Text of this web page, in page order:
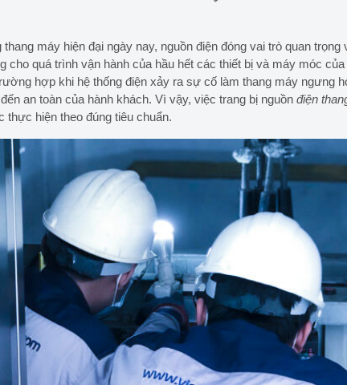
thang máy hiện đại ngày nay, nguồn điện đóng vai trò quan
cho quá trình vận hành của hầu hết các thiết bị và máy móc
hợp khi hệ thống điện xảy ra sự cố làm thang máy ngưng
an toàn của hành khách. Vì vậy, việc trang bị nguồn điện
thực hiện theo đúng tiêu chuẩn.